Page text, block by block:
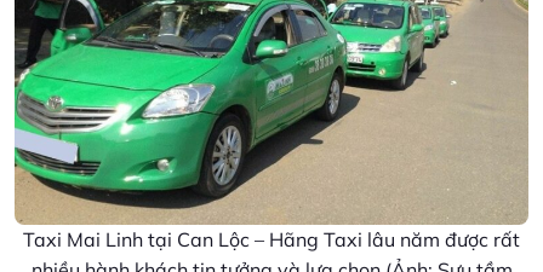
Taxi Mai Linh tại Can Lộc – Hãng Taxi lâu năm được rất